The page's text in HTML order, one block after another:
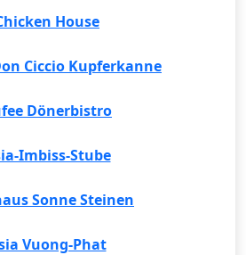
House
Ciccio Kupferkanne
Dönerbistro
Imbiss-Stube
Sonne Steinen
Vuong-Phat